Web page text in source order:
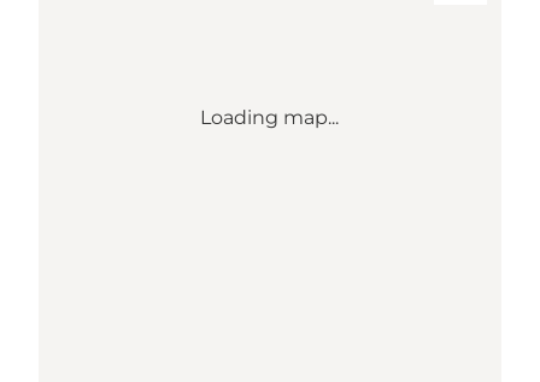
Loading map...